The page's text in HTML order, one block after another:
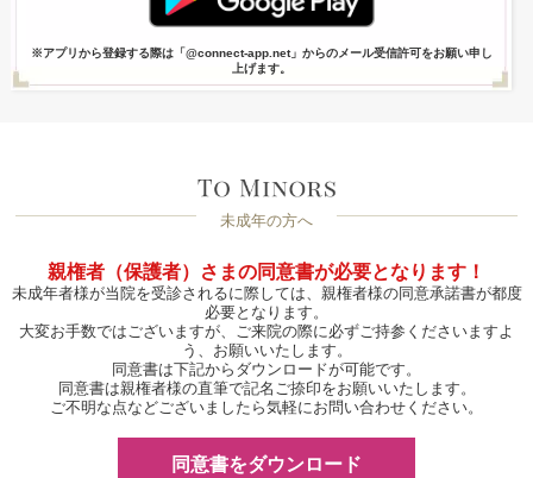
※アプリから登録する際は「@connect-app.net」からのメール受信許可をお願い申し
上げます。
未成年の方へ
親権者（保護者）さまの同意書が必要となります！
未成年者様が当院を受診されるに際しては、親権者様の同意承諾書が都度
必要となります。
大変お手数ではございますが、ご来院の際に必ずご持参くださいますよ
う、お願いいたします。
同意書は下記からダウンロードが可能です。
同意書は親権者様の直筆で記名ご捺印をお願いいたします。
ご不明な点などございましたら気軽にお問い合わせください。
同意書をダウンロード